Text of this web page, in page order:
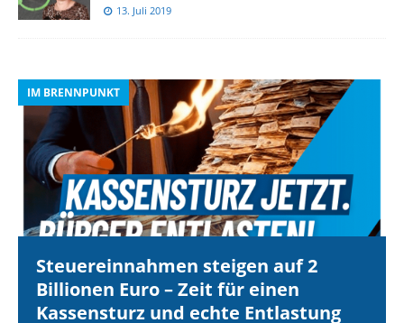
13. Juli 2019
IM BRENNPUNKT
Steuereinnahmen steigen auf 2
Billionen Euro – Zeit für einen
Kassensturz und echte Entlastung